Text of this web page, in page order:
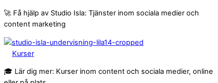
🚀 Få hjälp av Studio Isla: Tjänster inom sociala medier och
content marketing
Kurser
🎓 Lär dig mer: Kurser inom content och sociala medier, online